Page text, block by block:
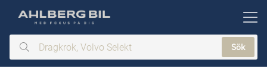
huvudinnehållet
Dragkrok,
Volvo
Sök